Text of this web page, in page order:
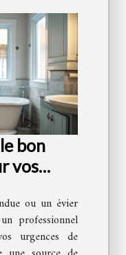
bon
vos
ou un évier
professionnel
urgences de